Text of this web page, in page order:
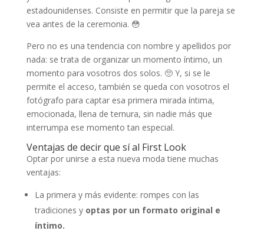
estadounidenses. Consiste en permitir que la pareja se
vea antes de la ceremonia. 😳
Pero no es una tendencia con nombre y apellidos por
nada: se trata de organizar un momento íntimo, un
momento para vosotros dos solos. 🥺 Y, si se le
permite el acceso, también se queda con vosotros el
fotógrafo para captar esa primera mirada íntima,
emocionada, llena de ternura, sin nadie más que
interrumpa ese momento tan especial.
Ventajas de decir que sí al First Look
Optar por unirse a esta nueva moda tiene muchas
ventajas:
La primera y más evidente: rompes con las
tradiciones y optas por un formato original e
íntimo.